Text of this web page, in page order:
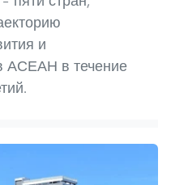
и
АСЕАН в течение